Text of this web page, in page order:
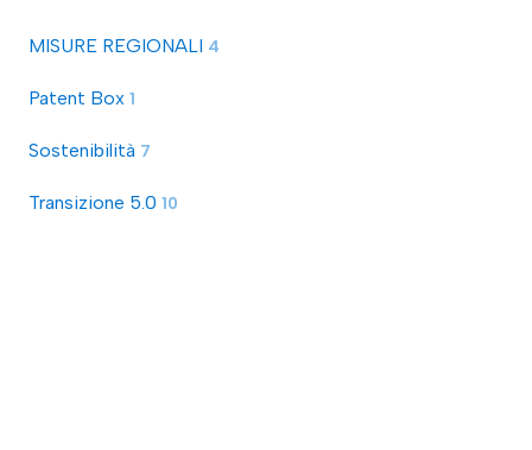
MISURE REGIONALI 4
Patent Box 1
Sostenibilità 7
Transizione 5.0 10